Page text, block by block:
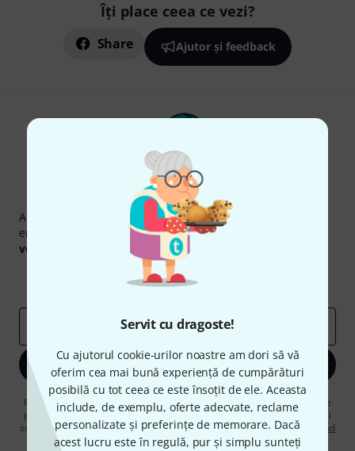
Servit cu dragoste!
Cu ajutorul cookie-urilor noastre am dori să vă
oferim cea mai bună experiență de cumpărături
posibilă cu tot ceea ce este însoțit de ele. Aceasta
include, de exemplu, oferte adecvate, reclame
personalizate și preferințe de memorare. Dacă
acest lucru este în regulă, pur și simplu sunteți
Îți place ceea ce vezi?
Share Ajutor și feedback
Newsletter Thomann
Abonați-vă la buletinul informativ Thomann în limba
engleză și, cu puțin noroc, puteți câștiga unul dintre
voucherele
în valoare de 50 €fiecare!
Contribuții inspiraționale
Perspectivele Thomann
*
Înscrie-te acum
Făcând clic pe „Înscrie-te acum”, sunteți de acord să primiți publicitate
prin e-mail. Vă puteți dezabona în orice moment. Puteți găsi informații
suplimentare despre buletinul informativ în regulamentul nostru privind
protecția datelor .